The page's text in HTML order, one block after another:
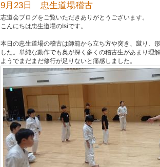
9月23日 忠生道場稽古
志道会ブログをご覧いただきありがとうございます。
こんにちは忠生道場のIsiです。
本日の忠生道場の稽古は師範から立ち方や突き、蹴り、
した。単純な動作でも奥が深く多くの稽古生があまり理
ようでまだまだ修行が足りないと痛感しました。